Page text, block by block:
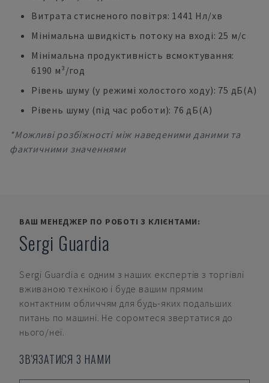
Витрата стисненого повітря: 1441 Нл/хв
Мінімальна швидкість потоку на вході: 25 м/с
Мінімальна продуктивність всмоктування:
6190 м³/год
Рівень шуму (у режимі холостого ходу): 75 дБ(А)
Рівень шуму (під час роботи): 76 дБ(А)
*Можливі розбіжності між наведеними даними та
фактичними значеннями
ВАШ МЕНЕДЖЕР ПО РОБОТІ З КЛІЄНТАМИ:
Sergi Guardia
Sergi Guardia є одним з наших експертів з торгівлі
вживаною технікою і буде вашим прямим
контактним обличчям для будь-яких подальших
питань по машині. Не соромтеся звертатися до
нього/неї.
ЗВ'ЯЗАТИСЯ З НАМИ